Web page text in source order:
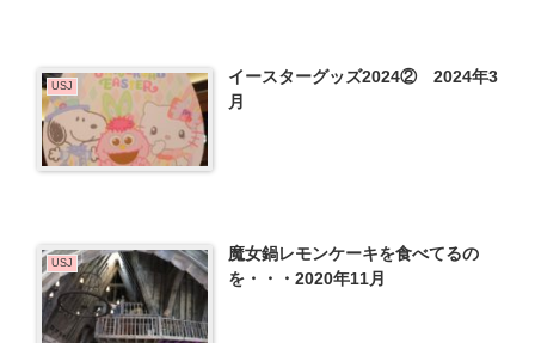
USJ
イースターグッズ2024② 2024年3
月
USJ
魔女鍋レモンケーキを食べてるの
を・・・2020年11月